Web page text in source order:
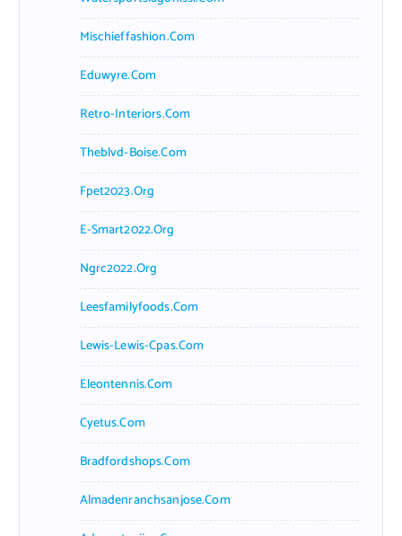
Mischieffashion.com
Eduwyre.com
Retro-Interiors.com
Theblvd-Boise.com
Fpet2023.org
E-Smart2022.org
Ngrc2022.org
Leesfamilyfoods.com
Lewis-Lewis-Cpas.com
Eleontennis.com
Cyetus.com
Bradfordshops.com
Almadenranchsanjose.com